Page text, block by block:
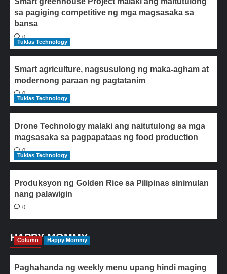
sa pagiging competitive ng mga magsasaka sa
bansa
0
Tuklas Technology
Smart agriculture, nagsusulong ng maka-agham at
modernong paraan ng pagtatanim
0
Tuklas Technology
Drone Technology malaki ang naitutulong sa mga
magsasaka sa pagpapataas ng food production
0
Tuklas Technology
Produksyon ng Golden Rice sa Pilipinas sinimulan
nang palawigin
0
HAPPY MOMMY
Column Happy Mommy
Paghahanda ng weekly menu upang hindi maging